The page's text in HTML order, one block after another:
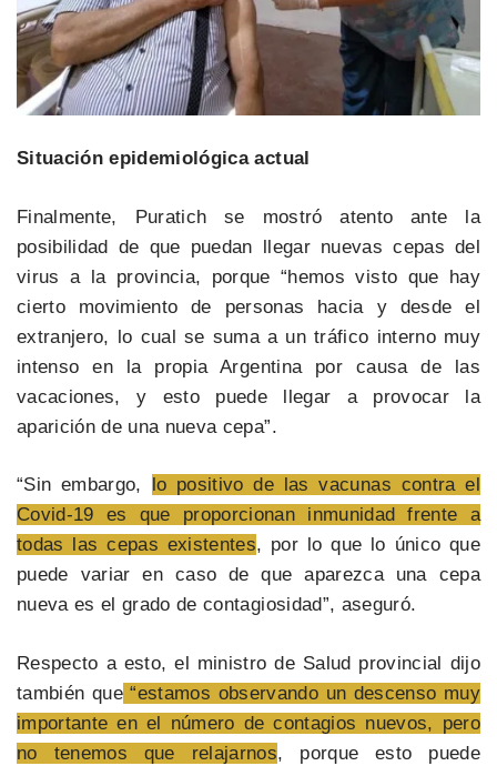
Situación epidemiológica actual
Finalmente, Puratich se mostró atento ante la
posibilidad de que puedan llegar nuevas cepas del
virus a la provincia, porque “hemos visto que hay
cierto movimiento de personas hacia y desde el
extranjero, lo cual se suma a un tráfico interno muy
intenso en la propia Argentina por causa de las
vacaciones, y esto puede llegar a provocar la
aparición de una nueva cepa”.
“Sin embargo,
lo positivo de las vacunas contra el
Covid-19 es que proporcionan inmunidad frente a
todas las cepas existentes, por lo que lo único que
puede variar en caso de que aparezca una cepa
nueva es el grado de contagiosidad”, aseguró.
Respecto a esto, el ministro de Salud provincial dijo
también que“estamos observando un descenso muy
importante en el número de contagios nuevos, pero
no tenemos que relajarnos, porque esto puede